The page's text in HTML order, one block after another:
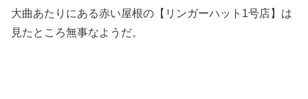
大曲あたりにある赤い屋根の【リンガーハット1号店】は
見たところ無事なようだ。